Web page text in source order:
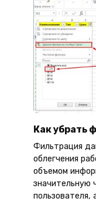
Как убрать
Фильтрация
облегчения
объемом
значительную
пользователя,